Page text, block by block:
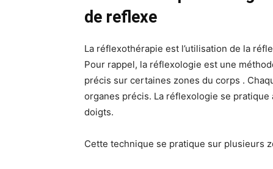
de reflexe
La réflexothérapie est l’utilisation de la
Pour rappel, la réflexologie est une
précis sur certaines zones du corps .
organes précis. La réflexologie se
doigts.
Cette technique se pratique sur plusieurs